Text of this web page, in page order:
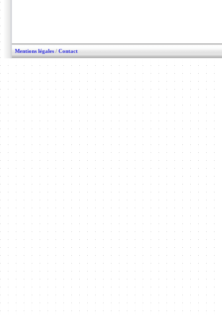
Mentions légales / Contact